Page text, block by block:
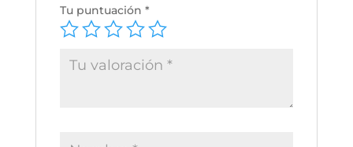
Tu puntuación *